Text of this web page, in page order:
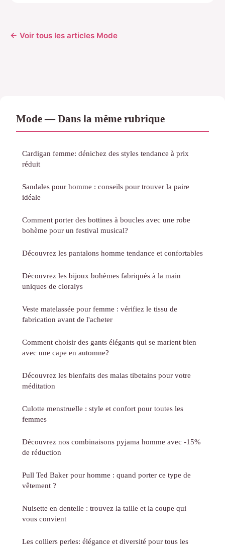
← Voir tous les articles Mode
Mode — Dans la même rubrique
Cardigan femme: dénichez des styles tendance à prix
réduit
Sandales pour homme : conseils pour trouver la paire
idéale
Comment porter des bottines à boucles avec une robe
bohème pour un festival musical?
Découvrez les pantalons homme tendance et confortables
Découvrez les bijoux bohèmes fabriqués à la main
uniques de cloralys
Veste matelassée pour femme : vérifiez le tissu de
fabrication avant de l'acheter
Comment choisir des gants élégants qui se marient bien
avec une cape en automne?
Découvrez les bienfaits des malas tibetains pour votre
méditation
Culotte menstruelle : style et confort pour toutes les
femmes
Découvrez nos combinaisons pyjama homme avec -15%
de réduction
Pull Ted Baker pour homme : quand porter ce type de
vêtement ?
Nuisette en dentelle : trouvez la taille et la coupe qui
vous convient
Les colliers perles: élégance et diversité pour tous les